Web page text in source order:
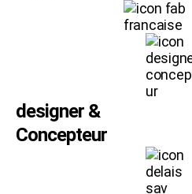
designer &
Concepteur